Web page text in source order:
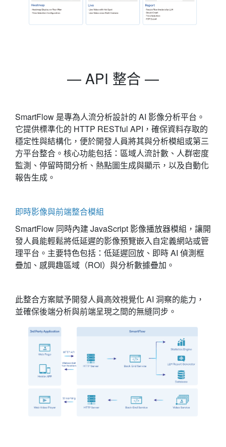
— API 整合 —
SmartFlow 是專為人流分析設計的 AI 影像分析平台。
它提供標準化的 HTTP RESTful API，確保資料存取的
穩定性與結構化，便於開發人員將其與分析模組或第三
方平台整合。核心功能包括：區域人流計數、人群密度
監測、停留時間分析、熱點圖生成與顯示，以及自動化
報告生成。
即時影像與前端整合模組
SmartFlow 同時內建 JavaScript 影像播放器模組，讓開
發人員能輕鬆將低延遲的影像預覽嵌入自定義網站或管
理平台。主要特色包括：低延遲回放、即時 AI 偵測框
疊加、感興趣區域（ROI）與分析數據疊加。
此整合方案賦予開發人員高效視覺化 AI 洞察的能力，
並確保後端分析與前端呈現之間的無縫同步。